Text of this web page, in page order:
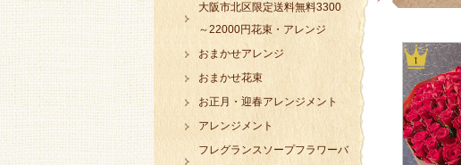
大阪市北区限定送料無料3300
～22000円花束・アレンジ
おまかせアレンジ
おまかせ花束
お正月・迎春アレンジメント
アレンジメント
フレグランスソープフラワーバ